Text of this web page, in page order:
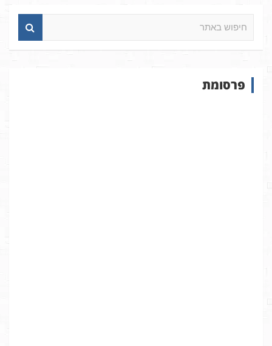
א
פרסומת